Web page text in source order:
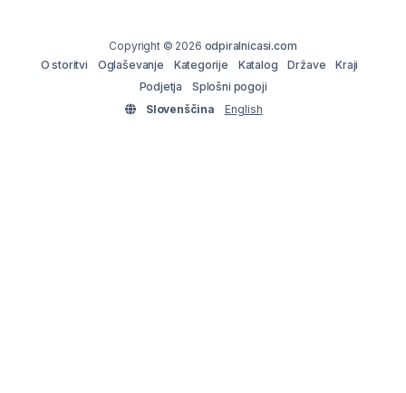
Copyright © 2026 odpiralnicasi.com
O storitvi
Oglaševanje Kategorije Katalog Države
Kraji
Podjetja
Splošni pogoji
Slovenščina
English